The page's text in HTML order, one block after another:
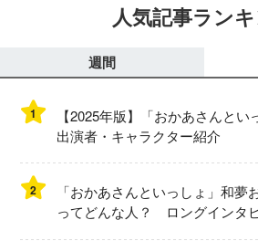
人気記事ラン
週間
1
【2025年版】「おかあさんとい
出演者・キャラクター紹介
2
「おかあさんといっしょ」和夢
ってどんな人？ ロングインタ